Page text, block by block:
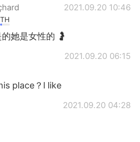
2021.09.20 10:46
TH
的她是女性的 🤰
2021.09.20 06:15
place？l like
2021.09.20 04:28